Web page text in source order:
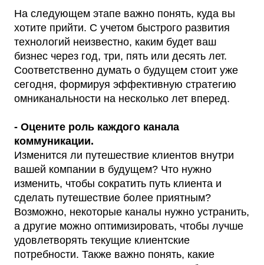
На следующем этапе важно понять, куда вы
хотите прийти. С учетом быстрого развития
технологий неизвестно, каким будет ваш
бизнес через год, три, пять или десять лет.
Соответственно думать о будущем стоит уже
сегодня, формируя эффективную стратегию
омниканальности на несколько лет вперед.
- Оцените роль каждого канала
коммуникации.
Изменится ли путешествие клиентов внутри
вашей компании в будущем? Что нужно
изменить, чтобы сократить путь клиента и
сделать путешествие более приятным?
Возможно, некоторые каналы нужно устранить,
а другие можно оптимизировать, чтобы лучше
удовлетворять текущие клиентские
потребности. Также важно понять, какие